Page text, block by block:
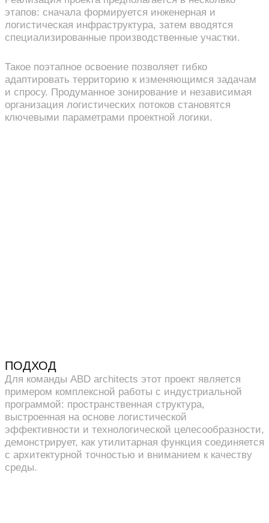
этапов: сначала формируется инженерная и
логистическая инфраструктура, затем вводятся
специализированные производственные участки.
Такое поэтапное освоение позволяет гибко
адаптировать территорию к изменяющимся задачам
и спросу. Продуманное зонирование и независимая
организация логистических потоков становятся
ключевыми параметрами проектной логики.
ПОДХОД
Для команды ABD architects этот проект является
примером комплексной работы с индустриальной
программой: пространственная структура,
выстроенная на основе логистической
эффективности и технологической целесообразности,
демонстрирует, как утилитарная функция соединяется
с архитектурной точностью и вниманием к качеству
среды.